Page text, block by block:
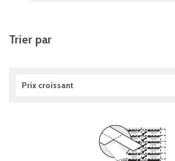
Trier par
Prix croissant